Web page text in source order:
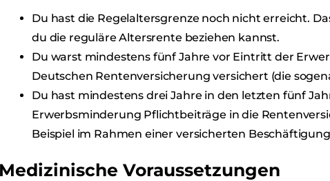
Du hast die Regelaltersgrenze noch nicht erreicht.
du die reguläre Altersrente beziehen kannst.
Du warst mindestens fünf Jahre vor Eintritt der
Deutschen Rentenversicherung versichert (die
Du hast mindestens drei Jahre in den letzten fünf
Erwerbsminderung Pflichtbeiträge in die
Beispiel im Rahmen einer versicherten
Medizinische Voraussetzungen